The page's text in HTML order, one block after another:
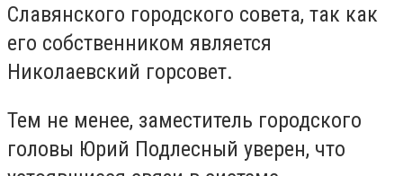
Славянского городского совета, так как
его собственником является
Николаевский горсовет.
Тем не менее, заместитель городского
головы Юрий Подлесный уверен, что